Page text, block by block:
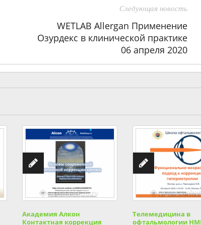
Следующая новость
WETLAB Allergan Применение
Озурдекс в клинической практике
06 апреля 2020
Академия Алкон
Контактная коррекция
Телемедицина в
офтальмологии